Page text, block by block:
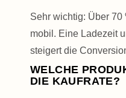
Sehr wichtig: Über 70
mobil. Eine Ladezeit
steigert die
WELCHE
DIE KAUFRATE?